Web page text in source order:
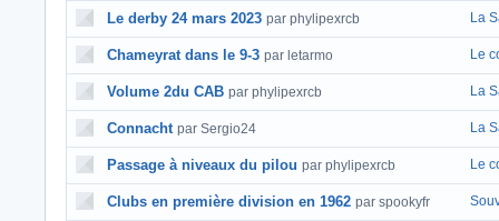
Le derby 24 mars 2023 par phylipexrcb La
Chameyrat dans le 9-3 par letarmo Le
Volume 2du CAB par phylipexrcb La
Connacht par Sergio24 La
Passage à niveaux du pilou par phylipexrcb Le
Clubs en première division en 1962 par spookyfr